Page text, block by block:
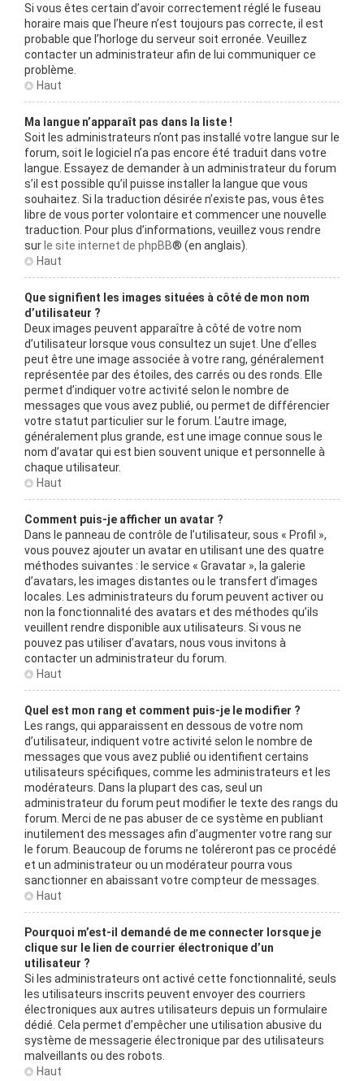
Si vous êtes certain d’avoir correctement réglé le fuseau
horaire mais que l’heure n’est toujours pas correcte, il est
probable que l’horloge du serveur soit erronée. Veuillez
contacter un administrateur afin de lui communiquer ce
problème.
Haut
Ma langue n’apparaît pas dans la liste !
Soit les administrateurs n’ont pas installé votre langue sur le
forum, soit le logiciel n’a pas encore été traduit dans votre
langue. Essayez de demander à un administrateur du forum
s’il est possible qu’il puisse installer la langue que vous
souhaitez. Si la traduction désirée n’existe pas, vous êtes
libre de vous porter volontaire et commencer une nouvelle
traduction. Pour plus d’informations, veuillez vous rendre
sur le site internet de phpBB® (en anglais).
Haut
Que signifient les images situées à côté de mon nom
d’utilisateur ?
Deux images peuvent apparaître à côté de votre nom
d’utilisateur lorsque vous consultez un sujet. Une d’elles
peut être une image associée à votre rang, généralement
représentée par des étoiles, des carrés ou des ronds. Elle
permet d’indiquer votre activité selon le nombre de
messages que vous avez publié, ou permet de différencier
votre statut particulier sur le forum. L’autre image,
généralement plus grande, est une image connue sous le
nom d’avatar qui est bien souvent unique et personnelle à
chaque utilisateur.
Haut
Comment puis-je afficher un avatar ?
Dans le panneau de contrôle de l’utilisateur, sous « Profil »,
vous pouvez ajouter un avatar en utilisant une des quatre
méthodes suivantes : le service « Gravatar », la galerie
d’avatars, les images distantes ou le transfert d’images
locales. Les administrateurs du forum peuvent activer ou
non la fonctionnalité des avatars et des méthodes qu’ils
veuillent rendre disponible aux utilisateurs. Si vous ne
pouvez pas utiliser d’avatars, nous vous invitons à
contacter un administrateur du forum.
Haut
Quel est mon rang et comment puis-je le modifier ?
Les rangs, qui apparaissent en dessous de votre nom
d’utilisateur, indiquent votre activité selon le nombre de
messages que vous avez publié ou identifient certains
utilisateurs spécifiques, comme les administrateurs et les
modérateurs. Dans la plupart des cas, seul un
administrateur du forum peut modifier le texte des rangs du
forum. Merci de ne pas abuser de ce système en publiant
inutilement des messages afin d’augmenter votre rang sur
le forum. Beaucoup de forums ne toléreront pas ce procédé
et un administrateur ou un modérateur pourra vous
sanctionner en abaissant votre compteur de messages.
Haut
Pourquoi m’est-il demandé de me connecter lorsque je
clique sur le lien de courrier électronique d’un
utilisateur ?
Si les administrateurs ont activé cette fonctionnalité, seuls
les utilisateurs inscrits peuvent envoyer des courriers
électroniques aux autres utilisateurs depuis un formulaire
dédié. Cela permet d’empêcher une utilisation abusive du
système de messagerie électronique par des utilisateurs
malveillants ou des robots.
Haut